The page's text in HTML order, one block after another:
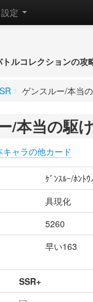
設定
ルコレクションの攻
/ ゲンスルー/本当
/本当の駆
キャラの他カード
ｹﾞﾝｽﾙｰ/ﾎﾝﾄ
具現化
5260
早い163
SSR+